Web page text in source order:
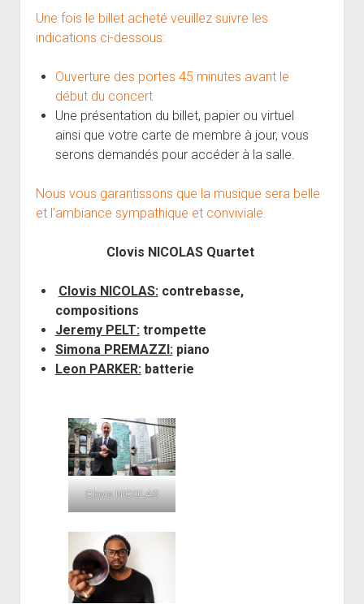
Une fois le billet acheté veuillez suivre les
indications ci-dessous:
Ouverture des portes 45 minutes avant le
début du concert
Une présentation du billet, papier ou virtuel
ainsi que votre carte de membre à jour, vous
serons demandés pour accéder à la salle.
Nous vous garantissons que la musique sera belle
et l’ambiance sympathique et conviviale.
Clovis NICOLAS Quartet
Clovis NICOLAS: contrebasse,
compositions
Jeremy PELT: trompette
Simona PREMAZZI: piano
Leon PARKER: batterie
Clovis NICOLAS